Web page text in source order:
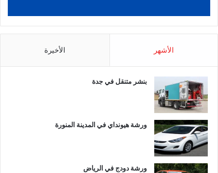
الأشهر الأخيرة
بنشر متنقل في جدة
ورشة هيونداي في المدينة المنورة
ورشة دودج في الرياض